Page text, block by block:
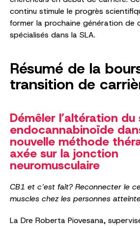
continu stimule le progrès
former la prochaine génération de
spécialisés dans la SLA.
Résumé de la
transition de
Démêler l’altération
endocannabinoïde
nouvelle méthode
axée sur la jonction
neuromusculaire
CB1 et c’est fait? Reconnecter le
muscles chez les personnes
La Dre Roberta Piovesana,